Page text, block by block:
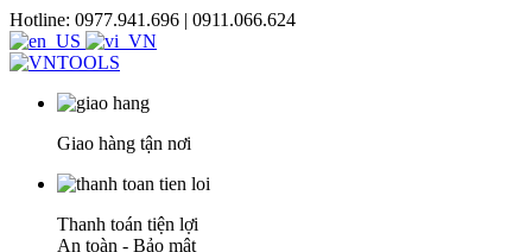
Hotline: 0977.941.696 | 0911.066.624
Giao hàng tận nơi
Thanh toán tiện lợi
An toàn - Bảo mật